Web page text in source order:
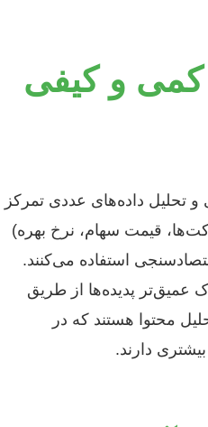
کمی و کیفی
تحلیل داده‌های عددی تمرکز
قیمت سهام، نرخ بهره)
استفاده می‌کنند.
عمیق‌تر پدیده‌ها از طریق
محتوا هستند که در
دارند.